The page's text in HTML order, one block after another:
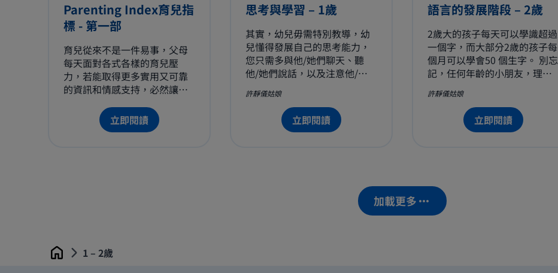
Parenting Index育兒指
標 - 第一部
育兒從來不是一件易事，父母
每天面對各式各樣的育兒壓
力，若能取得更多實用又可靠
的資訊和情感支持，必然讓育
一一解答…立即閱讀
思考與學習 – 1歲
其實，幼兒毋需特別教導，幼
兒懂得發展自己的思考能力，
您只需多與他/她們聊天、聽
他/她們說話，以及注意他/她
供一個安全環境及適當引導，
讓他們自由探索便可。
許靜儀姑娘
立即閱讀
語言的發展階段 – 2歲
2歲大的孩子每天可以學識超過
一個字，而大部分2歲的孩子每
個月可以學會50 個生字。 別忘
記，任何年齡的小朋友，理解
例如幼兒在第三年便可學識幾
千個字。
許靜儀姑娘
立即閱讀
加載更多
Home 1 – 2歲